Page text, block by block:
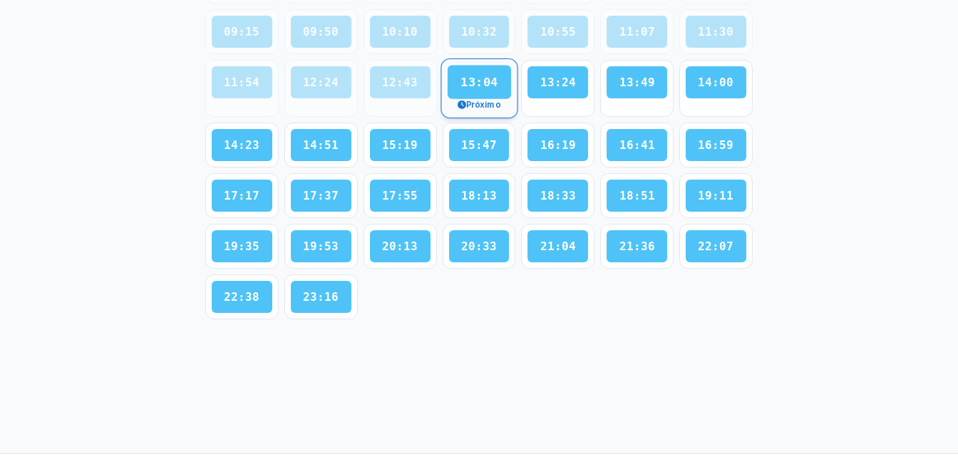
09:15 09:50 10:10 10:32 10:55 11:07 11:30
11:54 12:24 12:43 13:04
Próximo
13:24 13:49 14:00
14:23 14:51 15:19 15:47 16:19 16:41 16:59
17:17 17:37 17:55 18:13 18:33 18:51 19:11
19:35 19:53 20:13 20:33 21:04 21:36 22:07
22:38 23:16